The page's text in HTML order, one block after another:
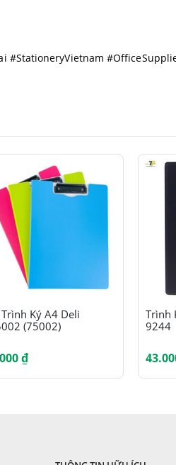
#StationeryVietnam
Ký A4 Deli
(75002)
₫
Trình
9244